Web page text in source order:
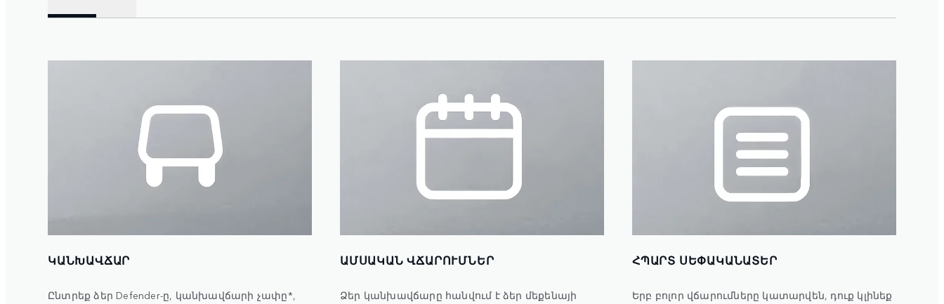
ԿԱՆԽԱՎՃԱՐ
Ընտրեք ձեր Defender-ը, կանխավճարի չափը*,
ԱՄՍԱԿԱՆ ՎՃԱՐՈՒՄՆԵՐ
Ձեր կանխավճարը հանվում է ձեր մեքենայի
ՀՊԱՐՏ ՍԵՓԱԿԱՆԱՏԵՐ
Երբ բոլոր վճարումները կատարվեն, դուք կլինեք